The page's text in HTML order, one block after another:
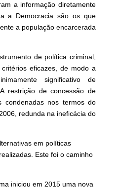
a informação diretamente
a Democracia são os que
a população encarcerada
de política criminal,
eficazes, de modo a
significativo de
restrição de concessão de
condenadas nos termos do
redunda na ineficácia do
em políticas
Este foi o caminho
iniciou em 2015 uma nova